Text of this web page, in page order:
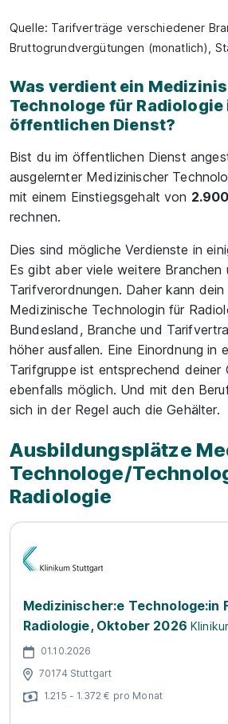
Quelle: Tarifverträge verschiedener
Bruttogrundvergütungen (monatlich),
Was verdient ein
Technologe für Radiologie
öffentlichen Dienst?
Bist du im öffentlichen Dienst
ausgelernter Medizinischer
mit einem Einstiegsgehalt von
rechnen.
Dies sind mögliche Verdienste in
Es gibt aber viele weitere Branchen
Tarifverordnungen. Daher kann dein
Medizinische Technologin für
Bundesland, Branche und
höher ausfallen. Eine Einordnung in
Tarifgruppe ist entsprechend deiner
ebenfalls möglich. Und mit den
sich in der Regel auch die Gehälter.
Ausbildungsplätze
Technologe/
Radiologie
Medizinischer:e Technologe:in
Radiologie, Oktober 2026
01.10.2026
70174 Stuttgart
1.215 - 1.372 € pro Monat